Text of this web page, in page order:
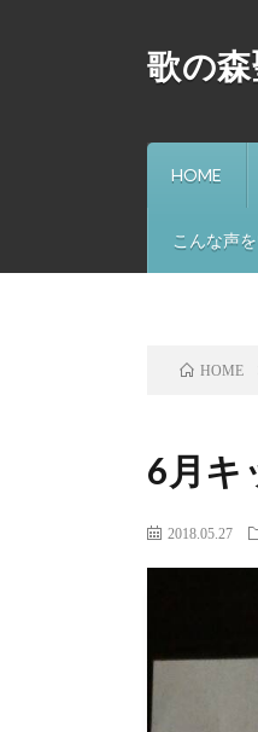
歌の
HOME
こんな声
HOME
6月キ
2018.05.27